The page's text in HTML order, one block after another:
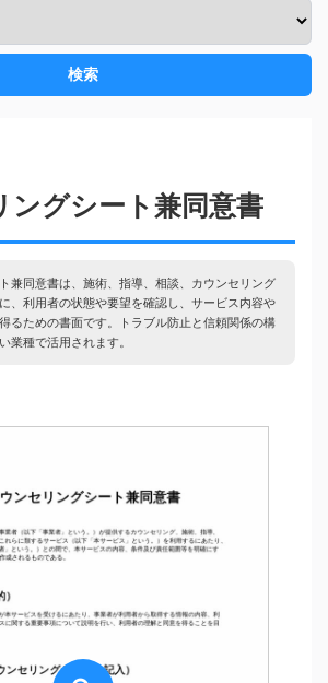
検索
ングシート兼同意書
兼同意書は、施術、指導、相談、カウンセリング
、利用者の状態や要望を確認し、サービス内容や
るための書面です。トラブル防止と信頼関係の構
業種で活用されます。